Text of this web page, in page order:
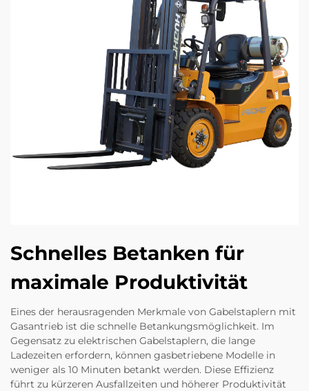
Schnelles Betanken für
maximale Produktivität
Eines der herausragenden Merkmale von Gabelstaplern mit
Gasantrieb ist die schnelle Betankungsmöglichkeit. Im
Gegensatz zu elektrischen Gabelstaplern, die lange
Ladezeiten erfordern, können gasbetriebene Modelle in
weniger als 10 Minuten betankt werden. Diese Effizienz
führt zu kürzeren Ausfallzeiten und höherer Produktivität